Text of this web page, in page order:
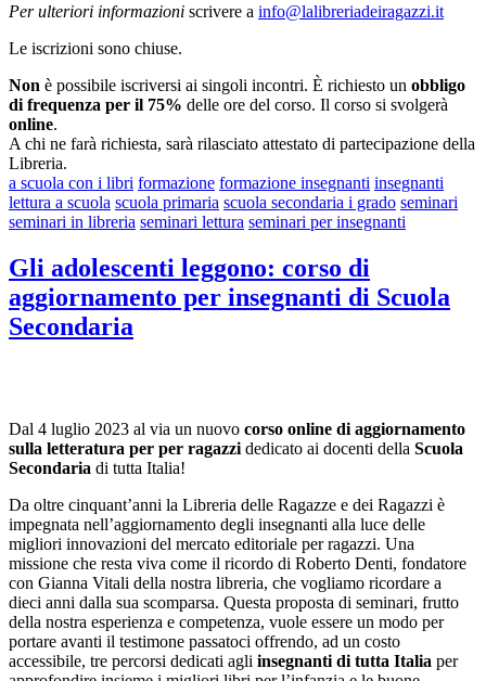
Per ulteriori informazioni scrivere a info@lalibreriadeiragazzi.it
Le iscrizioni sono chiuse.
Non è possibile iscriversi ai singoli incontri. È richiesto un obbligo
di frequenza per il 75% delle ore del corso. Il corso si svolgerà
online.
A chi ne farà richiesta, sarà rilasciato attestato di partecipazione della
Libreria.
a scuola con i libri formazione formazione insegnanti insegnanti
lettura a scuola scuola primaria scuola secondaria i grado seminari
seminari in libreria seminari lettura seminari per insegnanti
Gli adolescenti leggono: corso di
aggiornamento per insegnanti di Scuola
Secondaria
Dal 4 luglio 2023 al via un nuovo corso online di aggiornamento
sulla letteratura per per ragazzi dedicato ai docenti della Scuola
Secondaria di tutta Italia!
Da oltre cinquant’anni la Libreria delle Ragazze e dei Ragazzi è
impegnata nell’aggiornamento degli insegnanti alla luce delle
migliori innovazioni del mercato editoriale per ragazzi. Una
missione che resta viva come il ricordo di Roberto Denti, fondatore
con Gianna Vitali della nostra libreria, che vogliamo ricordare a
dieci anni dalla sua scomparsa. Questa proposta di seminari, frutto
della nostra esperienza e competenza, vuole essere un modo per
portare avanti il testimone passatoci offrendo, ad un costo
accessibile, tre percorsi dedicati agli insegnanti di tutta Italia per